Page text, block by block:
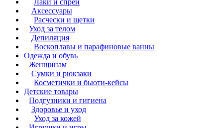
Аксессуары
Расчески и щетки
Уход за телом
Депиляция
Воскоплавы и парафиновые ванны
Одежда и обувь
Женщинам
Сумки и рюкзаки
Косметички и бьюти-кейсы
Детские товары
Подгузники и гигиена
Здоровье и уход
Уход за кожей